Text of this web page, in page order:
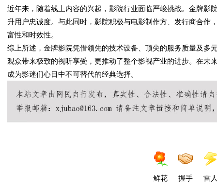
近年来，随着线上内容的兴起，影院行业面临严峻挑战。金牌影
升用户忠诚度。与此同时，影院积极与电影制作方、发行商合
富性和时效性。
综上所述，金牌影院凭借领先的技术设备、顶尖的服务质量及多
观众带来极致的视听享受，更推动了整个影视产业的进步。在未
成为影迷们心目中不可替代的经典选择。
鲜花 握手 雷